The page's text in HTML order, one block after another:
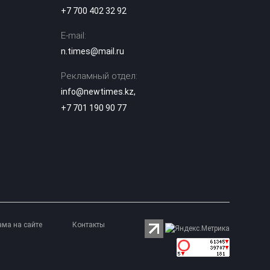
08:37
работников
07:21
казахстанского
блогера
арестовали на 10
суток за видео в
TikTok
возбудили дело
+7 700 402 32 92
E-mail:
n.times@mail.ru
Рекламный отдел:
info@newtimes.kz,
+7 701 190 90 77
на сайте Контакты